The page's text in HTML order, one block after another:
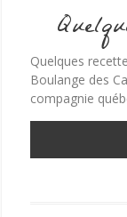
Quelques
Boulange des
compagnie